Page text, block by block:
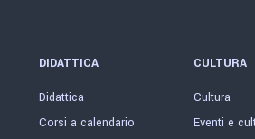
DIDATTICA
Didattica
Corsi a calendario
CULTURA
Cultura
Eventi e